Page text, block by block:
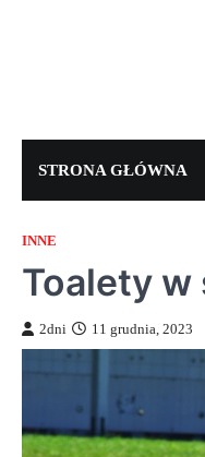
STRONA GŁÓWNA
INNE
Toalety w
2dni 11 grudnia, 2023